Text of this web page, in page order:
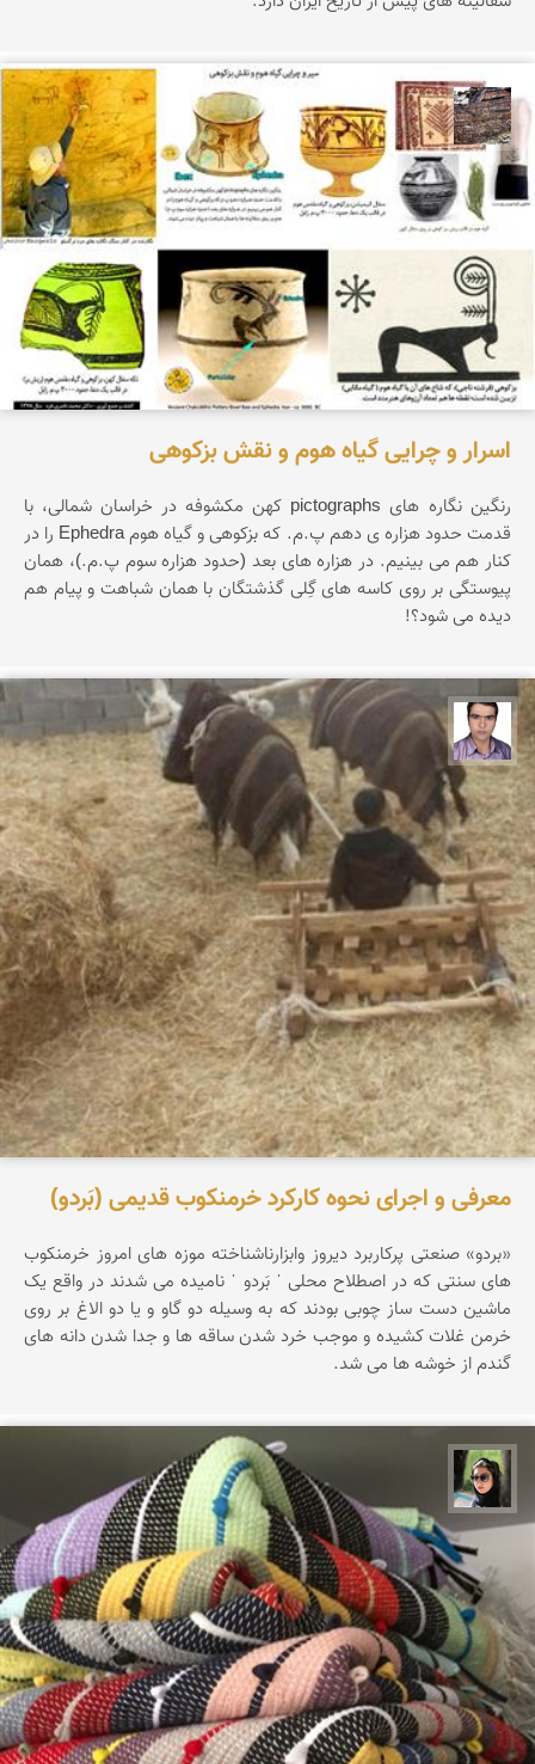
محمد ناصری فرد
اسرار و چرایی گیاه هوم و نقش بزکوهی
رنگین نگاره های pictographs کهن مکشوفه در خراسان شمالی، با
قدمت حدود هزاره ی دهم پ.م. که بزکوهی و گیاه هوم Ephedra را در
کنار هم می بینیم. در هزاره های بعد (حدود هزاره سوم پ.م.)، همان
پیوستگی بر روی کاسه های گِلی گذشتگان با همان شباهت و پیام هم
دیده می شود؟!
حسن صفری
معرفی و اجرای نحوه کارکرد خرمنکوب قدیمی (بَردو)
«بردو» صنعتی پرکاربرد دیروز وابزارناشناخته موزه های امروز خرمنکوب
های سنتی که در اصطلاح محلی ˈ بَردو ˈ نامیده می شدند در واقع یک
ماشین دست ساز چوبی بودند که به وسیله دو گاو و یا دو الاغ بر روی
خرمن غلات کشیده و موجب خرد شدن ساقه ها و جدا شدن دانه های
گندم از خوشه ها می شد.